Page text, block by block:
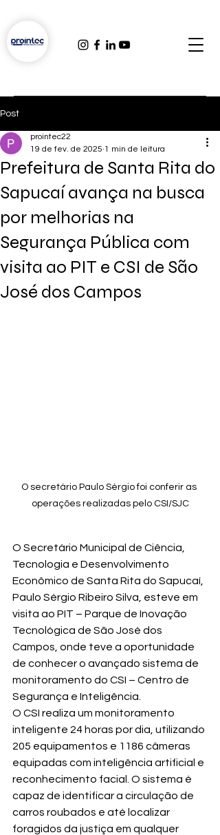
Post
Prefeitura de Santa Rita do
Sapucaí avança na busca
por melhorias na
Segurança Pública com
visita ao PIT e CSI de São
José dos Campos
prointec22
19 de fev. de 2025 1 min de leitura
O secretário Paulo Sérgio foi conferir as
operações realizadas pelo CSI/SJC
O Secretário Municipal de Ciência,
Tecnologia e Desenvolvimento
Econômico de Santa Rita do Sapucaí,
Paulo Sérgio Ribeiro Silva, esteve em
visita ao PIT – Parque de Inovação
Tecnológica de São José dos
Campos, onde teve a oportunidade
de conhecer o avançado sistema de
monitoramento do CSI – Centro de
Segurança e Inteligência.
O CSI realiza um monitoramento
inteligente 24 horas por dia, utilizando
205 equipamentos e 1186 câmeras
equipadas com inteligência artificial e
reconhecimento facial. O sistema é
capaz de identificar a circulação de
carros roubados e até localizar
foragidos da justiça em qualquer